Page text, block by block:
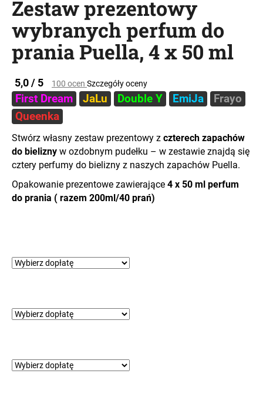
Zestaw prezentowy
wybranych perfum do
prania Puella, 4 x 50 ml
Średnia
ocena
produktu
wynosi
5,0
na
5
5,0 / 5 100 ocen Szczegóły oceny
First Dream JaLu Double Y EmiJa
Frayo
Queenka
Stwórz własny zestaw prezentowy z czterech zapachów
do bielizny w ozdobnym pudełku – w zestawie znajdą się
cztery perfumy do bielizny z naszych zapachów Puella.
Opakowanie prezentowe zawierające 4 x 50 ml perfum
do prania ( razem 200ml/40 prań)
SZUKAJ
P
o
l
e
c
a
y